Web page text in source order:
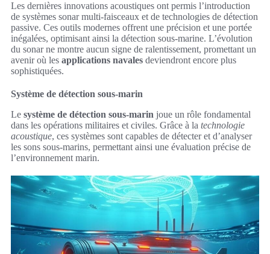
Les dernières innovations acoustiques ont permis l’introduction
de systèmes sonar multi-faisceaux et de technologies de détection
passive. Ces outils modernes offrent une précision et une portée
inégalées, optimisant ainsi la détection sous-marine. L’évolution
du sonar ne montre aucun signe de ralentissement, promettant un
avenir où les applications navales deviendront encore plus
sophistiquées.
Système de détection sous-marin
Le système de détection sous-marin joue un rôle fondamental
dans les opérations militaires et civiles. Grâce à la technologie
acoustique, ces systèmes sont capables de détecter et d’analyser
les sons sous-marins, permettant ainsi une évaluation précise de
l’environnement marin.